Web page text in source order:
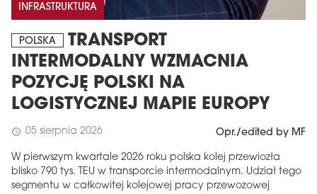
INFRASTRUKTURA
POLSKA
TRANSPORT
INTERMODALNY WZMACNIA
POZYCJĘ POLSKI NA
LOGISTYCZNEJ MAPIE EUROPY
schedule 05 sierpnia 2026 Opr./edited by MF
W pierwszym kwartale 2026 roku polska kolej przewiozła
blisko 790 tys. TEU w transporcie intermodalnym. Udział tego
segmentu w całkowitej kolejowej pracy przewozowej